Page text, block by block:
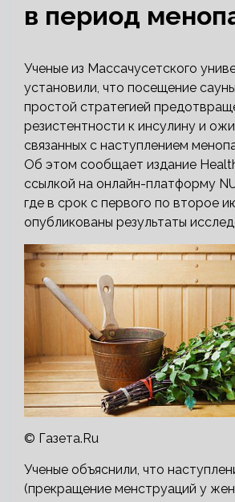
в период
Ученые из Массачусетского
установили, что посещение
простой стратегией
резистентности к инсулину и
связанных с наступлением
Об этом сообщает издание
ссылкой на онлайн-платформу
где в срок с первого по второе
опубликованы результаты
© Газета.Ru
Ученые объяснили, что
(прекращение менструаций у